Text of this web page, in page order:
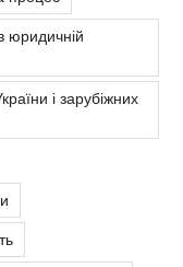
юридичній
і зарубіжних